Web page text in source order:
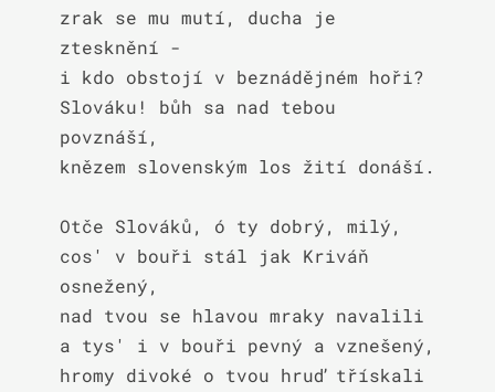
zrak se mu mutí, ducha je
ztesknění -
i kdo obstojí v beznádějném hoři?
Slováku! bůh sa nad tebou
povznáší,
knězem slovenským los žití donáší.
Otče Slováků, ó ty dobrý, milý,
cos' v bouři stál jak Kriváň
osnežený,
nad tvou se hlavou mraky navalili
a tys' i v bouři pevný a vznešený,
hromy divoké o tvou hruď třískali